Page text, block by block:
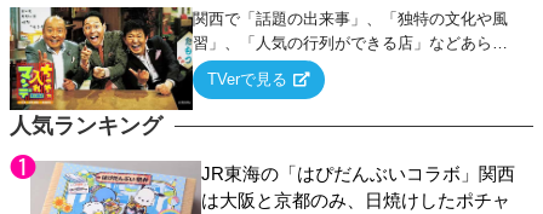
人気ランキング
JR東海の「はぴだんぶいコラボ」関西
は大阪と京都のみ、日焼けしたポチャ
関西で「話題の出来事」、「独特の文化や風
習」、「人気の行列ができる店」などあらゆ
るテーマについて好き放題にちゃちゃを入れ
ていく関西色を前面に押し出したトークバラ
TVerで見る